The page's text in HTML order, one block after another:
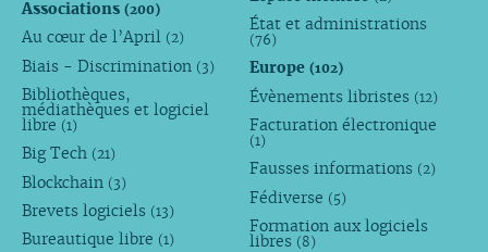
Associations (200)
Au cœur de l’April (2)
Biais - Discrimination (3)
Bibliothèques,
médiathèques et logiciel
libre (1)
Big Tech (21)
Blockchain (3)
Brevets logiciels (13)
Bureautique libre (1)
État et administrations
(76)
Europe(102)
Évènements libristes (12)
Facturation électronique
(1)
Fausses informations (2)
Fédiverse (5)
Formation aux logiciels
libres (8)